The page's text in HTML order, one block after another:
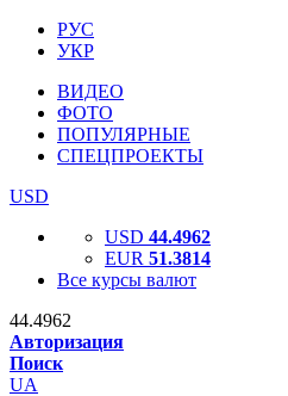
РУС
УКР
ВИДЕО
ФОТО
ПОПУЛЯРНЫЕ
СПЕЦПРОЕКТЫ
USD
USD 44.4962
EUR 51.3814
Все курсы валют
44.4962
Авторизация
Поиск
UA